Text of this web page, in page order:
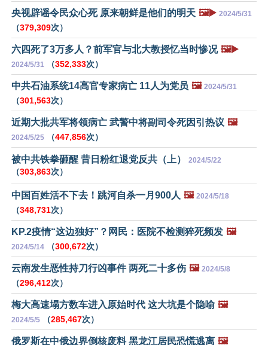
央视辟谣令民众心死 原来朝鲜是他们的明天 🖼️▶️ 2024/5/31
（379,309次）
六四死了3万多人？前军官与北大教授忆当时惨况 🖼️▶️
2024/5/31 （352,333次）
中共石油系统14高官专家病亡 11人为党员 🖼️ 2024/5/31
（301,563次）
近期大批共军将领病亡 武警中将副司令死因引热议 🖼️
2024/5/25 （447,856次）
被中共铁拳砸醒 昔日粉红退党反共（上） 2024/5/22
（303,863次）
中国百姓活不下去！跳河自杀一月900人 🖼️ 2024/5/18
（348,731次）
KP.2疫情“这边独好”？网民：医院不检测猝死频发 🖼️
2024/5/14 （300,672次）
云南发生恶性持刀行凶事件 两死二十多伤 🖼️ 2024/5/8
（296,412次）
梅大高速塌方数车进入原始时代 这大坑是个隐喻 🖼️
2024/5/5 （285,467次）
俄罗斯在中俄边界倒核废料 黑龙江居民恐慌逃离 🖼️